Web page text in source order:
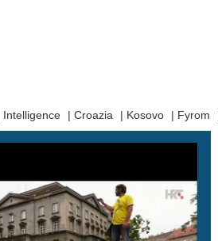
Intelligence | Croazia | Kosovo | Fyrom